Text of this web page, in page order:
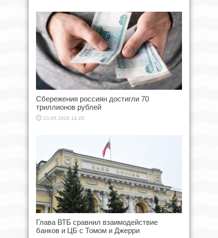
Сбережения россиян достигли 70
триллионов рублей
23.05.2026 14:25
Глава ВТБ сравнил взаимодействие
банков и ЦБ с Томом и Джерри